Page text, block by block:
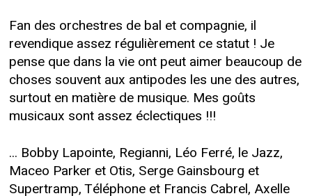
Fan des orchestres de bal et compagnie, il
revendique assez régulièrement ce statut ! Je
pense que dans la vie ont peut aimer beaucoup de
choses souvent aux antipodes les une des autres,
surtout en matière de musique. Mes goûts
musicaux sont assez éclectiques !!!
... Bobby Lapointe, Regianni, Léo Ferré, le Jazz,
Maceo Parker et Otis, Serge Gainsbourg et
Supertramp, Téléphone et Francis Cabrel, Axelle